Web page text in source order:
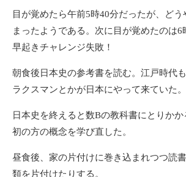
目が覚めたら午前5時40分だったが、どう
まったようである。次に目が覚めたのは6
早起きチャレンジ失敗！
朝食後日本史の参考書を読む。江戸時代
ラクスマンとかが日本にやって来ていた。
日本史を終えると数Bの教科書にとりか
初の方の概念を学び直した。
昼食後、家の片付けに巻き込まれつつ読
類を片付けたりする。